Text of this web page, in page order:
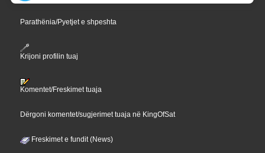
Parathënia/Pyetjet e shpeshta
Krijoni profilin tuaj
Komentet/Freskimet tuaja
Dërgoni komentet/sugjerimet tuaja në KingOfSat
Freskimet e fundit (News)